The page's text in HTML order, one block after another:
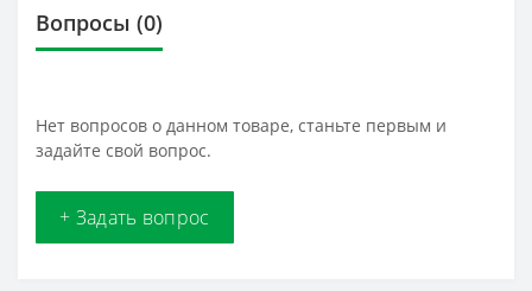
Вопросы (0)
Нет вопросов о данном товаре, станьте первым и
задайте свой вопрос.
+ Задать вопрос